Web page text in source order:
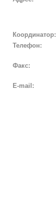
Координатор:
Телефон:
Факс:
E-mail: